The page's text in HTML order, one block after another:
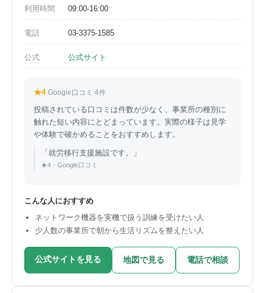
利用時間 09:00-16:00
電話 03-3375-1585
公式 公式サイト
★4 Google口コミ 4件
投稿されている口コミは件数が少なく、事業所の種別に
触れた短い内容にとどまっています。実際の様子は見学
や体験で確かめることをおすすめします。
「就労移行支援施設です。」
★4・Google口コミ
こんな人におすすめ
ネットワーク機器を実機で扱う訓練を受けたい人
少人数の事業所で朝から生活リズムを整えたい人
公式サイトを見る 地図で見る 電話で相談